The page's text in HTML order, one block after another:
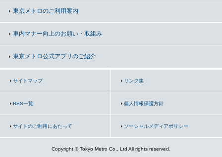
東京メトロのご利用案内
車内マナー向上のお願い・取組み
東京メトロ公式アプリのご紹介
サイトマップ リンク集
RSS一覧 個人情報保護方針
サイトのご利用にあたって ソーシャルメディアポリシー
Copyright © Tokyo Metro Co., Ltd All rights reserved.